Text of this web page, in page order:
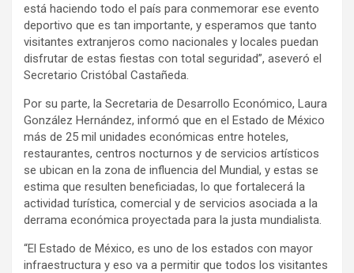
está haciendo todo el país para conmemorar ese evento
deportivo que es tan importante, y esperamos que tanto
visitantes extranjeros como nacionales y locales puedan
disfrutar de estas fiestas con total seguridad”, aseveró el
Secretario Cristóbal Castañeda.
Por su parte, la Secretaria de Desarrollo Económico, Laura
González Hernández, informó que en el Estado de México
más de 25 mil unidades económicas entre hoteles,
restaurantes, centros nocturnos y de servicios artísticos
se ubican en la zona de influencia del Mundial, y estas se
estima que resulten beneficiadas, lo que fortalecerá la
actividad turística, comercial y de servicios asociada a la
derrama económica proyectada para la justa mundialista.
“El Estado de México, es uno de los estados con mayor
infraestructura y eso va a permitir que todos los visitantes